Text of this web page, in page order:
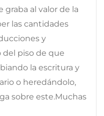
graba al valor de la
las cantidades
y
del piso de que
la escritura y
o heredándolo,
sobre este.Muchas